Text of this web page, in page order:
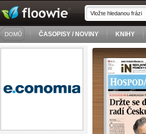
DOMŮ ČASOPISY / NOVINY KNIHY